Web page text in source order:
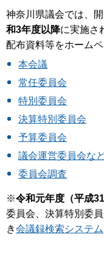
神奈川県議会では、
和3年度以降に実施さ
配布資料等をホーム
本会議
常任委員会
特別委員会
決算特別委員会
予算委員会
議会運営委員会な
委員会調査
※令和元年度（平成31
委員会、決算特別委
き会議録検索システム